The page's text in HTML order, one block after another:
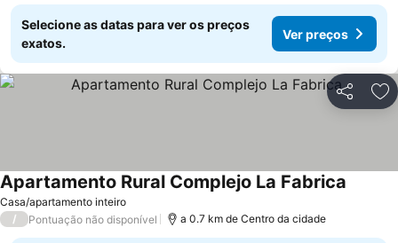
Selecione as datas para ver os preços
exatos.
Ver preços
Partilhar
Casa/apartamento inteiro
Apartamento Rural Complejo La Fabrica
/ Pontuação não disponível a 0.7 km de Centro da cidade